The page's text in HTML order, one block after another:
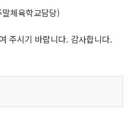
체육학교담당)
주시기 바랍니다. 감사합니다.